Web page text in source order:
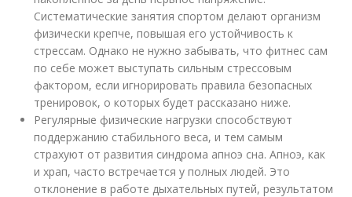
Систематические занятия спортом делают организм
физически крепче, повышая его устойчивость к
стрессам. Однако не нужно забывать, что фитнес сам
по себе может выступать сильным стрессовым
фактором, если игнорировать правила безопасных
тренировок, о которых будет рассказано ниже.
Регулярные физические нагрузки способствуют
поддержанию стабильного веса, и тем самым
страхуют от развития синдрома апноэ сна. Апноэ, как
и храп, часто встречается у полных людей. Это
отклонение в работе дыхательных путей, результатом